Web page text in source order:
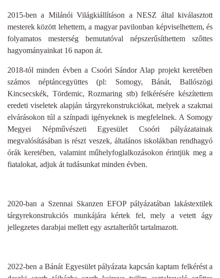
2015-ben a Milánói Világkiállításon a NESZ által kiválasztott
mesterek között lehettem, a magyar pavilonban képviselhettem, és
folyamatos mesterség bemutatóval népszerűsíthettem szőttes
hagyományainkat 16 napon át.
2018-tól minden évben a Csoóri Sándor Alap projekt keretében
számos néptáncegyüttes (pl: Somogy, Bánát, Ballószögi
Kincsecskék, Tördemic, Rozmaring stb) felkérésére készítettem
eredeti viseletek alapján tárgyrekonstrukciókat, melyek a szakmai
elvárásokon túl a színpadi igényeknek is megfelelnek. A Somogy
Megyei Népművészeti Egyesület Csoóri pályázatainak
megvalósításában is részt veszek, általános iskolákban rendhagyó
órák keretében, valamint műhelyfoglalkozásokon érintjük meg a
fiatalokat, adjuk át tudásunkat minden évben.
2020-ban a Szennai Skanzen EFOP pályázatában lakástextilek
tárgyrekonstrukciós munkájára kértek fel, mely a vetett ágy
jellegzetes darabjai mellett egy asztalterítőt tartalmazott.
2022-ben a Bánát Egyesület pályázata kapcsán kaptam felkérést a